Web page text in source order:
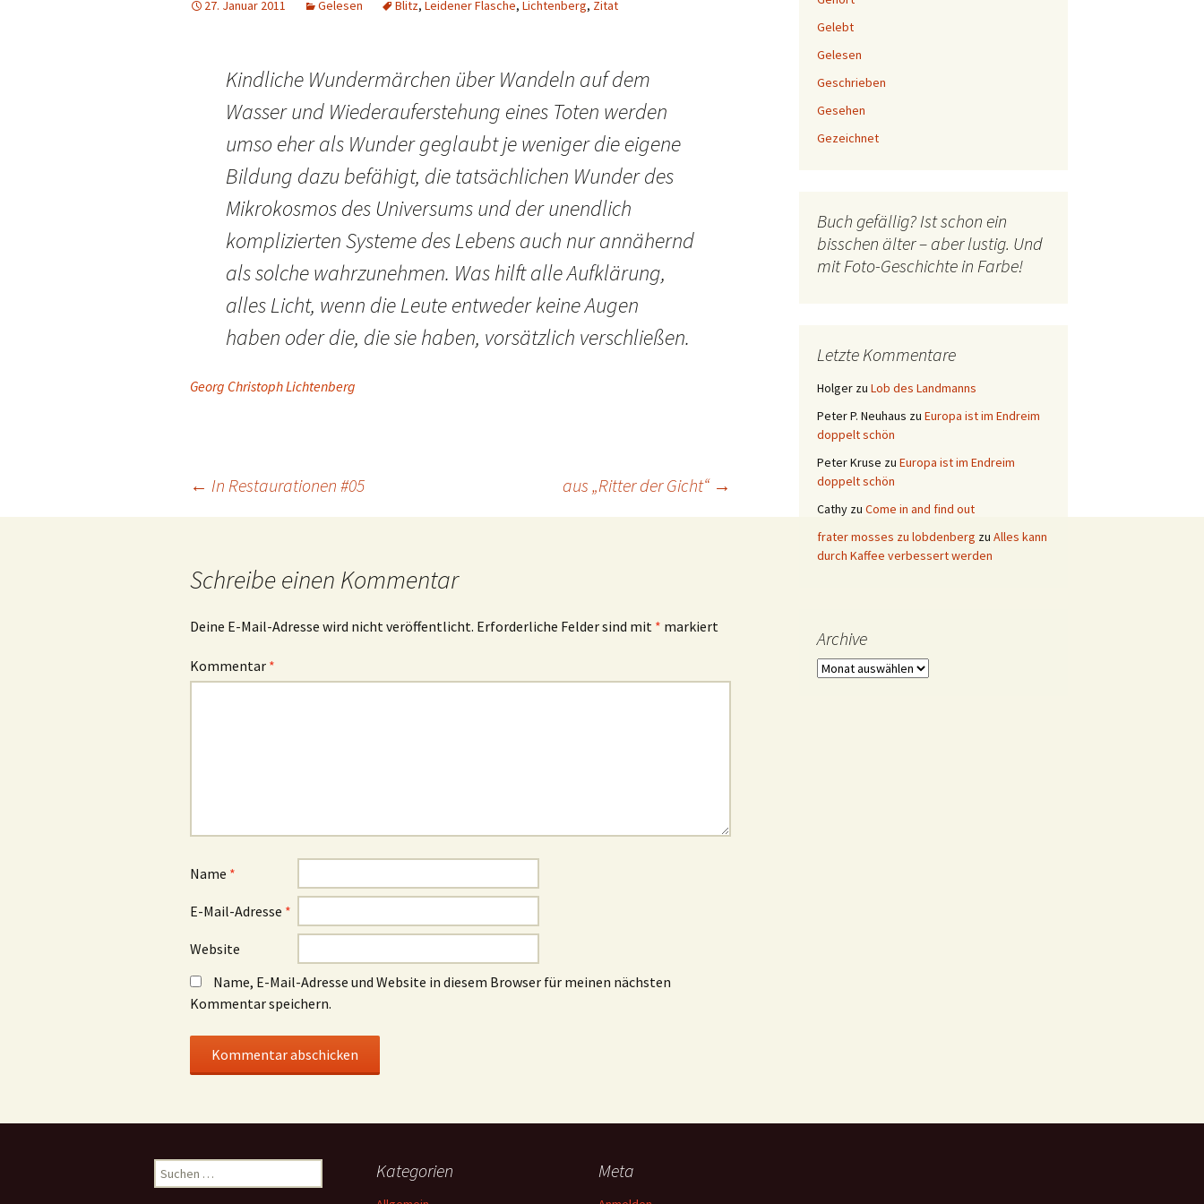
27. Januar 2011 Gelesen Blitz, Leidener Flasche, Lichtenberg, Zitat
Kindliche Wundermärchen über Wandeln auf dem
Wasser und Wiederauferstehung eines Toten werden
umso eher als Wunder geglaubt je weniger die eigene
Bildung dazu befähigt, die tatsächlichen Wunder des
Mikrokosmos des Universums und der unendlich
komplizierten Systeme des Lebens auch nur annähernd
als solche wahrzunehmen. Was hilft alle Aufklärung,
alles Licht, wenn die Leute entweder keine Augen
haben oder die, die sie haben, vorsätzlich verschließen.
Georg Christoph Lichtenberg
← In Restaurationen #05 aus „Ritter der Gicht“ →
Schreibe einen Kommentar
Deine E-Mail-Adresse wird nicht veröffentlicht. Erforderliche Felder sind mit * markiert
Kommentar *
Name *
E-Mail-Adresse *
Website
Name, E-Mail-Adresse und Website in diesem Browser für meinen nächsten
Kommentar speichern.
Gelebt
Gelesen
Geschrieben
Gesehen
Gezeichnet
Buch gefällig? Ist schon ein
bisschen älter – aber lustig. Und
mit Foto-Geschichte in Farbe!
Letzte Kommentare
Holger zu Lob des Landmanns
Peter P. Neuhaus zu Europa ist im Endreim
doppelt schön
Peter Kruse zu Europa ist im Endreim
doppelt schön
Cathy zu Come in and find out
frater mosses zu lobdenberg zu Alles kann
durch Kaffee verbessert werden
Archive
Archive
Suchen
nach:
Kategorien Meta